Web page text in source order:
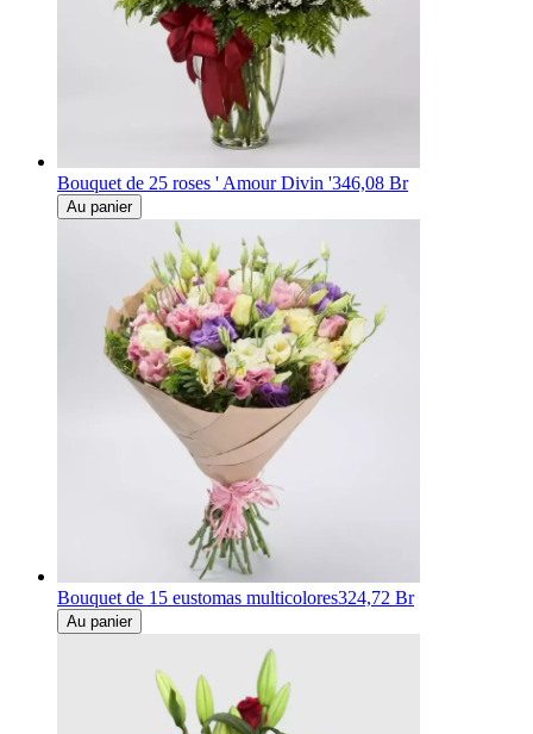
Bouquet de 25 roses ' Amour Divin '346,08 Br
Au panier
Bouquet de 15 eustomas multicolores324,72 Br
Au panier